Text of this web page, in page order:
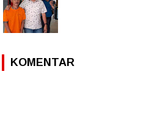
KOMENTAR